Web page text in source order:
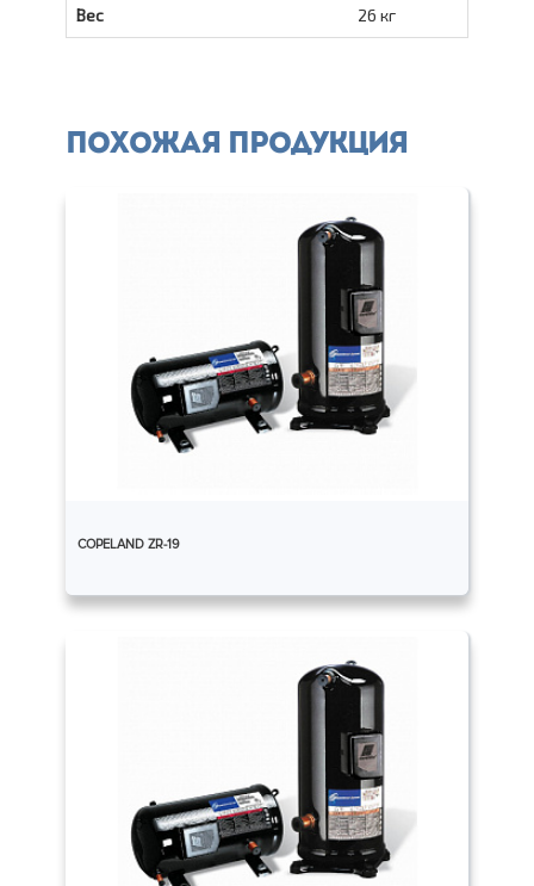
Вес 26 кг
Похожая продукция
COPELAND ZR-19